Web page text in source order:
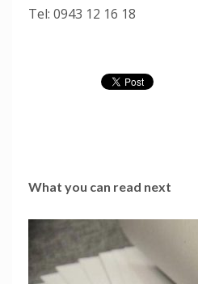
Tel: 0943 12 16 18
What you can read next